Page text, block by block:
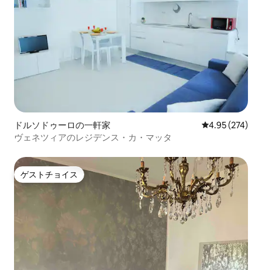
ドルソドゥーロの一軒家 レビュー274
4.95 (274)
ヴェネツィアのレジデンス・カ・マッタ
ゲストチョイス
ゲストチョイス